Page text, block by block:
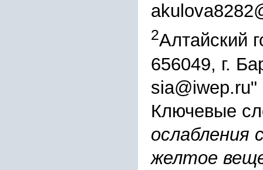
2Алтайский
656049, г.
sia@iwep.ru"
Ключевые
ослабления
желтое